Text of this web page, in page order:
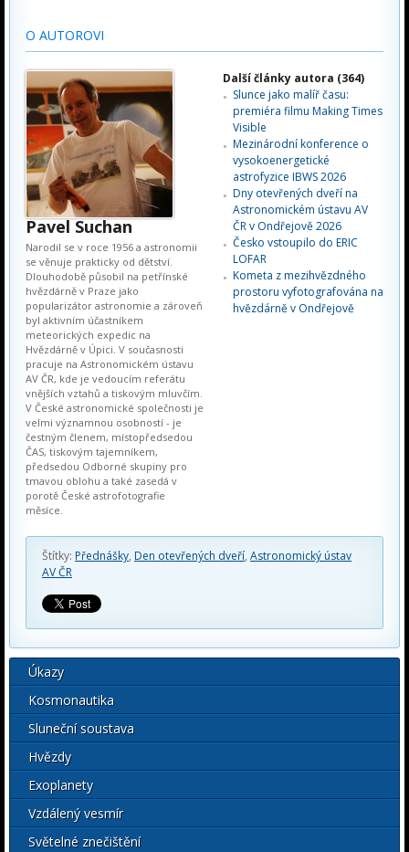
O AUTOROVI
Pavel Suchan
Narodil se v roce 1956 a astronomii
se věnuje prakticky od dětství.
Dlouhodobě působil na petřínské
hvězdárně v Praze jako
popularizátor astronomie a zároveň
byl aktivním účastníkem
meteorických expedic na
Hvězdárně v Úpici. V současnosti
pracuje na Astronomickém ústavu
AV ČR, kde je vedoucím referátu
vnějších vztahů a tiskovým mluvčím.
V České astronomické společnosti je
velmi významnou osobností - je
čestným členem, místopředsedou
ČAS, tiskovým tajemníkem,
předsedou Odborné skupiny pro
tmavou oblohu a také zasedá v
porotě České astrofotografie
měsíce.
Další články autora (364)
Slunce jako malíř času:
premiéra filmu Making Times
Visible
Mezinárodní konference o
vysokoenergetické
astrofyzice IBWS 2026
Dny otevřených dveří na
Astronomickém ústavu AV
ČR v Ondřejově 2026
Česko vstoupilo do ERIC
LOFAR
Kometa z mezihvězdného
prostoru vyfotografována na
hvězdárně v Ondřejově
Štítky: Přednášky, Den otevřených dveří, Astronomický ústav
AV ČR
Úkazy
Kosmonautika
Sluneční soustava
Hvězdy
Exoplanety
Vzdálený vesmír
Světelné znečištění